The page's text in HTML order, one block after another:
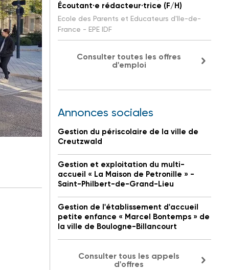
Écoutant·e rédacteur·trice (F/H)
Ecole des Parents et Educateurs d'Ile-de-
France - EPE IDF
Consulter toutes les offres
d'emploi
Annonces sociales
Gestion du périscolaire de la ville de
Creutzwald
Gestion et exploitation du multi-
accueil « La Maison de Petronille » -
Saint-Philbert-de-Grand-Lieu
Gestion de l'établissement d'accueil
petite enfance « Marcel Bontemps » de
la ville de Boulogne-Billancourt
Consulter tous les appels
d'offres